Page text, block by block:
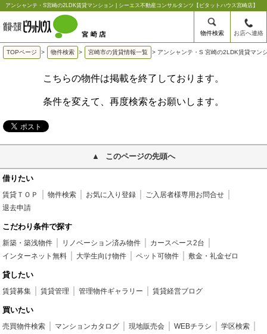
アンシャンテ・S宮崎の2LDK賃貸マンション | シーエス不動産コンサルタンツ【ピタットハウス宮崎店】
物件検索 お店へ連絡
TOPページ > 物件検索 > 宮崎市の賃貸情報一覧 > アンシャンテ・S 宮崎の2LDK賃貸マン
こちらの物件は掲載を終了しております。
条件を変えて、再度検索をお願いします。
このページの先頭へ
借りたい
賃貸ＴＯＰ 物件検索 お気に入り登録
ご入居者様専用お問合せ
退去申請
こだわり条件で探す
新築・築浅物件 リノベーション済み物件
カースペース2台
インターネット無料
大学生向け物件 ペット可物件 敷金・礼金ゼロ
貸したい
賃貸募集 賃貸管理 管理物件ギャラリー 賃貸経営ブログ
買いたい
売買物件検索 マンションカタログ 現地販売会 WEBチラシ
学区検索